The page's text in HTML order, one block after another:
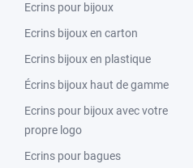
Ecrins pour bijoux
Ecrins bijoux en carton
Ecrins bijoux en plastique
Écrins bijoux haut de gamme
Ecrins pour bijoux avec votre
propre logo
Ecrins pour bagues